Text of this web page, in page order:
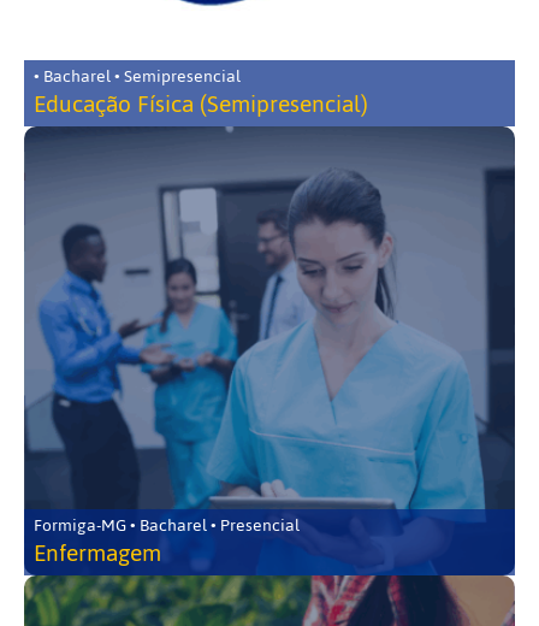
• Bacharel • Semipresencial
Educação Física (Semipresencial)
Formiga-MG • Bacharel • Presencial
Enfermagem